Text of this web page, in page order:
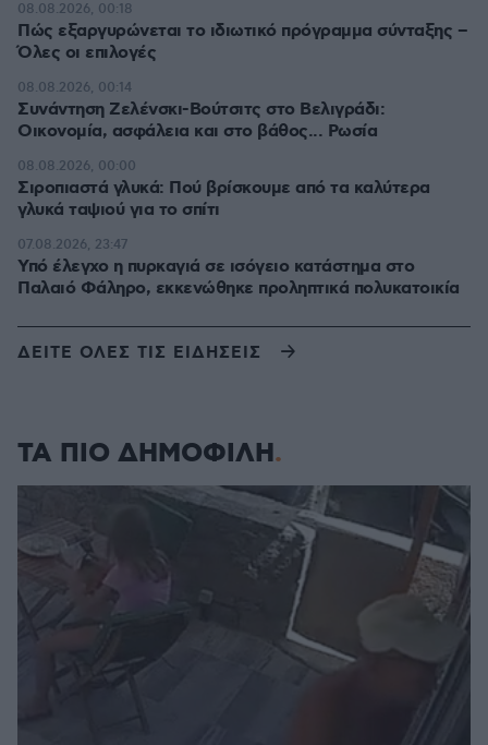
Πώς εξαργυρώνεται το ιδιωτικό πρόγραμμα σύνταξης –
Όλες οι επιλογές
08.08.2026, 00:18
Συνάντηση Ζελένσκι-Βούτσιτς στο Βελιγράδι:
Οικονομία, ασφάλεια και στο βάθος... Ρωσία
08.08.2026, 00:14
Σιροπιαστά γλυκά: Πού βρίσκουμε από τα καλύτερα
γλυκά ταψιού για το σπίτι
08.08.2026, 00:00
Υπό έλεγχο η πυρκαγιά σε ισόγειο κατάστημα στο
Παλαιό Φάληρο, εκκενώθηκε προληπτικά πολυκατοικία
07.08.2026, 23:47
ΔΕΙΤΕ ΟΛΕΣ ΤΙΣ ΕΙΔΗΣΕΙΣ
ΤΑ ΠΙΟ ΔΗΜΟΦΙΛΗ